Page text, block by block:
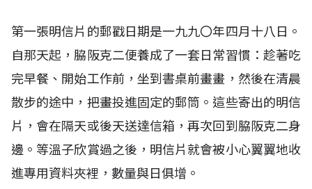
第一張明信片的郵戳日期是一九九〇年四月十八日。
自那天起，脇阪克二便養成了一套日常習慣：趁著吃
完早餐、開始工作前，坐到書桌前畫畫，然後在清晨
散步的途中，把畫投進固定的郵筒。這些寄出的明信
片，會在隔天或後天送達信箱，再次回到脇阪克二身
邊。等溫子欣賞過之後，明信片就會被小心翼翼地收
進專用資料夾裡，數量與日俱增。